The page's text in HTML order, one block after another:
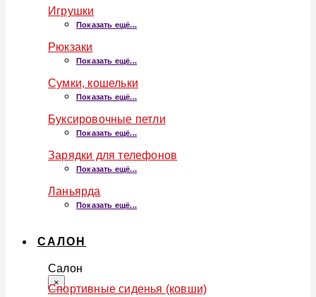
Игрушки
Показать ещё...
Рюкзаки
Показать ещё...
Сумки, кошельки
Показать ещё...
Буксировочные петли
Показать ещё...
Зарядки для телефонов
Показать ещё...
Ланьярда
Показать ещё...
САЛОН
Салон
×
Спортивные сиденья (ковши)